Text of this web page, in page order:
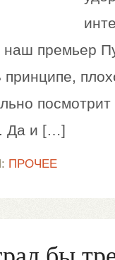
наш премьер
Да и […]
ПРОЧЕЕ